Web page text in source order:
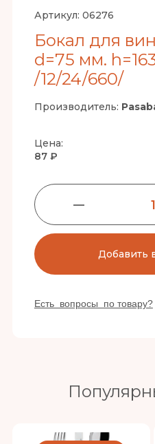
Артикул: 06276
Бокал для
d=75 мм.
/12/24/660/
Производитель:
Цена:
87 ₽
1
Добавить
Есть вопросы по товару?